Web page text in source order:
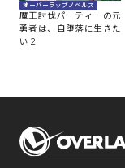
オーバーラップノベルス
魔王討伐パーティーの元
勇者は、自堕落に生きた
い 2